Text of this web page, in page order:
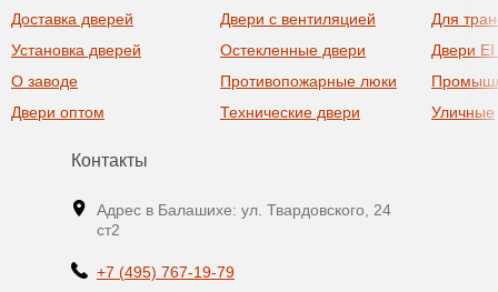
Доставка дверей
Установка дверей
О заводе
Двери оптом
Двери с вентиляцией
Остекленные двери
Противопожарные люки
Технические двери
Для
Двери
Уличные
Контакты
Адрес в Балашихе: ул. Твардовского, 24
ст2
+7 (495) 767-19-79